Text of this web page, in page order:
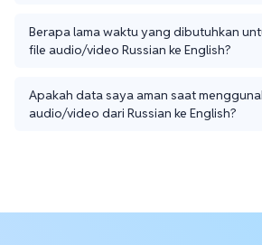
Berapa lama waktu yang dibutuhkan
file audio/video Russian ke English?
Apakah data saya aman saat
audio/video dari Russian ke English?